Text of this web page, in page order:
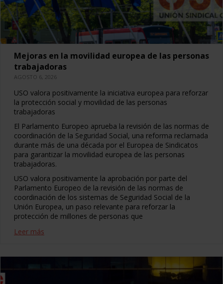
Mejoras en la movilidad europea de las personas
trabajadoras
AGOSTO 6, 2026
USO valora positivamente la iniciativa europea para reforzar
la protección social y movilidad de las personas
trabajadoras
El Parlamento Europeo aprueba la revisión de las normas de
coordinación de la Seguridad Social, una reforma reclamada
durante más de una década por el Europea de Sindicatos
para garantizar la movilidad europea de las personas
trabajadoras.
USO valora positivamente la aprobación por parte del
Parlamento Europeo de la revisión de las normas de
coordinación de los sistemas de Seguridad Social de la
Unión Europea, un paso relevante para reforzar la
protección de millones de personas que
Leer más